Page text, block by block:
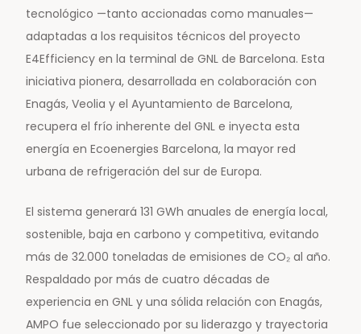
tecnológico —tanto accionadas como manuales—
adaptadas a los requisitos técnicos del proyecto
E4Efficiency en la terminal de GNL de Barcelona. Esta
iniciativa pionera, desarrollada en colaboración con
Enagás, Veolia y el Ayuntamiento de Barcelona,
recupera el frío inherente del GNL e inyecta esta
energía en Ecoenergies Barcelona, la mayor red
urbana de refrigeración del sur de Europa.
El sistema generará 131 GWh anuales de energía local,
sostenible, baja en carbono y competitiva, evitando
más de 32.000 toneladas de emisiones de CO₂ al año.
Respaldado por más de cuatro décadas de
experiencia en GNL y una sólida relación con Enagás,
AMPO fue seleccionado por su liderazgo y trayectoria